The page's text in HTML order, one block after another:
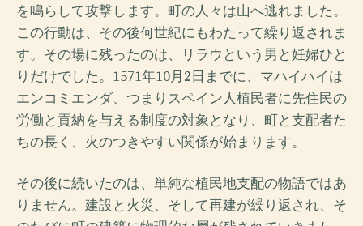
を鳴らして攻撃します。町の人々は山へ逃れました。
この行動は、その後何世紀にもわたって繰り返されま
す。その場に残ったのは、リラウという男と妊婦ひと
りだけでした。1571年10月2日までに、マハイハイは
エンコミエンダ、つまりスペイン人植民者に先住民の
労働と貢納を与える制度の対象となり、町と支配者た
ちの長く、火のつきやすい関係が始まります。
その後に続いたのは、単純な植民地支配の物語ではあ
りません。建設と火災、そして再建が繰り返され、そ